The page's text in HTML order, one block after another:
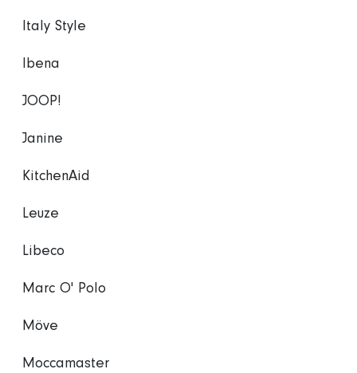
Italy Style
Ibena
JOOP!
Janine
KitchenAid
Leuze
Libeco
Marc O' Polo
Möve
Moccamaster